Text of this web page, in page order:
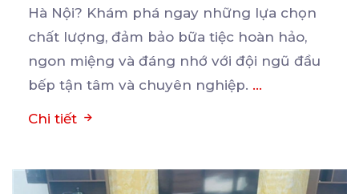
Hà Nội? Khám phá ngay những lựa chọn
chất lượng, đảm bảo bữa tiệc hoàn hảo,
ngon miệng và đáng nhớ với đội ngũ đầu
bếp tận tâm và chuyên nghiệp. ...
Chi tiết